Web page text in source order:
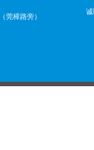
莞樟路旁）